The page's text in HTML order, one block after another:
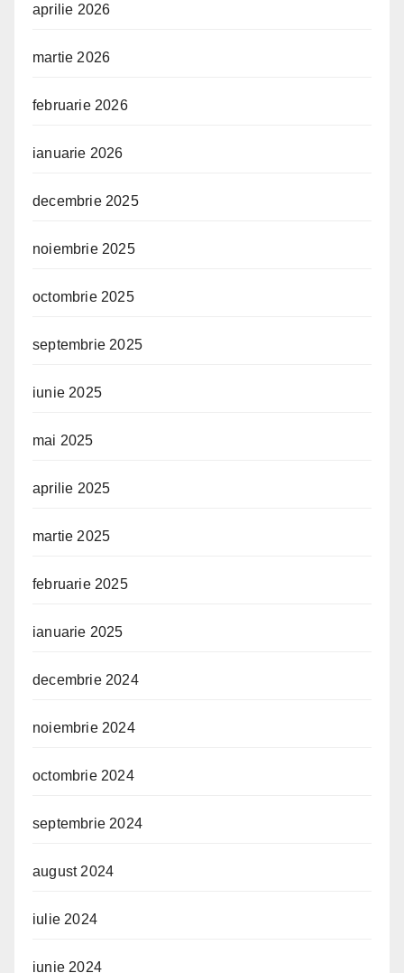
aprilie 2026
martie 2026
februarie 2026
ianuarie 2026
decembrie 2025
noiembrie 2025
octombrie 2025
septembrie 2025
iunie 2025
mai 2025
aprilie 2025
martie 2025
februarie 2025
ianuarie 2025
decembrie 2024
noiembrie 2024
octombrie 2024
septembrie 2024
august 2024
iulie 2024
iunie 2024